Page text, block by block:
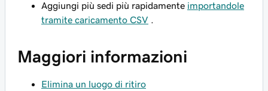
Aggiungi più sedi più rapidamente importandole
tramite caricamento CSV
Maggiori informazioni
Elimina un luogo di ritiro